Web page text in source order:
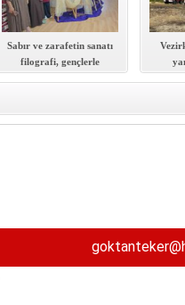
Sabır ve zarafetin sanatı
filografi, gençlerle